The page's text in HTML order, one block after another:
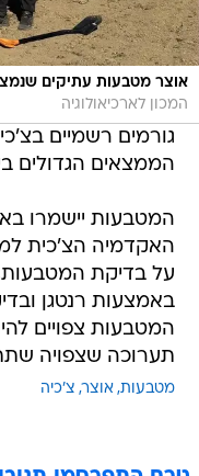
אוצר מטבעות עתיקים
המכון לארכיאולוגיה
גורמים רשמיים
הממצאים הגדולים
המטבעות יישמרו
האקדמיה הצ'כית
על בדיקת המטבעות,
באמצעות רנטגן
המטבעות צפויים
תערוכה שצפויה
מטבעות אוצר צ'כיה